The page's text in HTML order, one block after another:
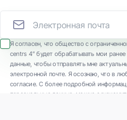
Я согласен, что общество с
centrs 4” будет обрабатывать мои
данные, чтобы отправлять мне
электронной почте. Я осознаю, что в
согласие. С более подробной
персональные данные, можно